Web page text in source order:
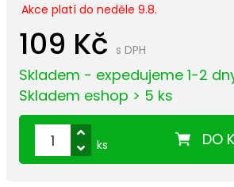
Akce platí do neděle 9.8.
109 Kč s DPH
Skladem - expedujeme 1-2
Skladem eshop > 5 ks
DO
ks